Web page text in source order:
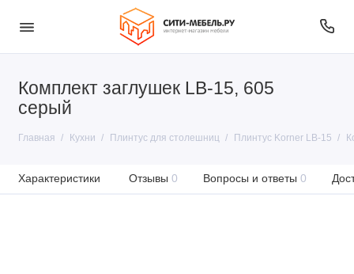
Комплект заглушек LB-15, 605
серый
Главная Кухни Плинтус для столешниц Плинтус Korner LB-15
Характеристики Отзывы 0 Вопросы и ответы 0